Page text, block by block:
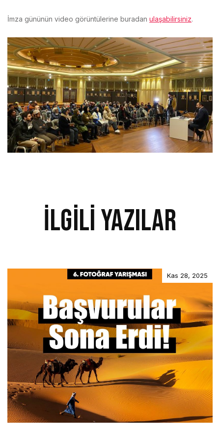
İmza gününün video görüntülerine buradan ulaşabilirsiniz.
İlgili Yazılar
Kas 28, 2025